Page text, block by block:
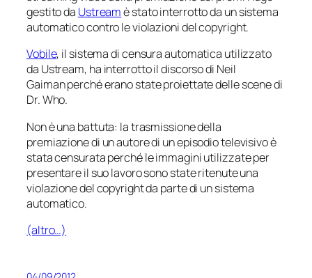
gestito da Ustreamè stato interrotto da un sistema
automatico contro le violazioni del copyright.
Vobile, il sistema di censura automatica utilizzato
da Ustream, ha interrotto il discorso di Neil
Gaiman perché erano state proiettate delle scene di
Dr. Who.
Non è una battuta: la trasmissione della
premiazione di un autore di un episodio televisivo è
stata censurata perché le immagini utilizzate per
presentare il suo lavoro sono state ritenute una
violazione del copyright da parte di un sistema
automatico.
(altro…)